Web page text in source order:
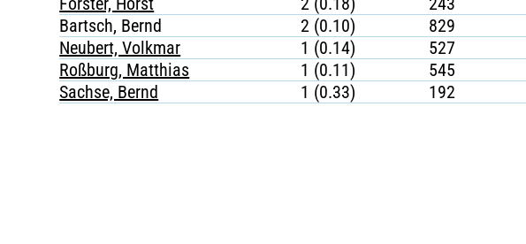
Bartsch, Bernd
2 (0.10) 829
Neubert, Volkmar
1 (0.14) 527
Roßburg, Matthias
1 (0.11) 545
Sachse, Bernd
1 (0.33) 192